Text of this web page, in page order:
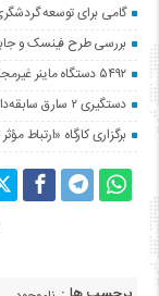
گامی برای توسعه
بررسی طرح فینسک و
۵۴۹۲ دستگاه ماینر غیرمجاز در استان سمنان جمع‌آوری شد
دستگیری ۲ سارق سابقه‌دار و کشف خودروی سرقتی در مهدیشهر
برگزاری کارگاه «ارتباط